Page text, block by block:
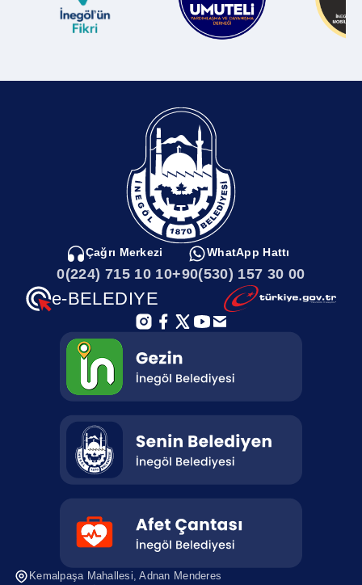
Çağrı Merkezi
0(224) 715 10 10
WhatApp Hattı
+90(530) 157 30 00
e-BELEDIYE
Kemalpaşa Mahallesi, Adnan Menderes